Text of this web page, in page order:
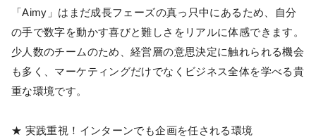
「Aimy」はまだ成長フェーズの真っ只中にあるため、自分
の手で数字を動かす喜びと難しさをリアルに体感できます。
少人数のチームのため、経営層の意思決定に触れられる機会
も多く、マーケティングだけでなくビジネス全体を学べる貴
重な環境です。
★ 実践重視！インターンでも企画を任される環境